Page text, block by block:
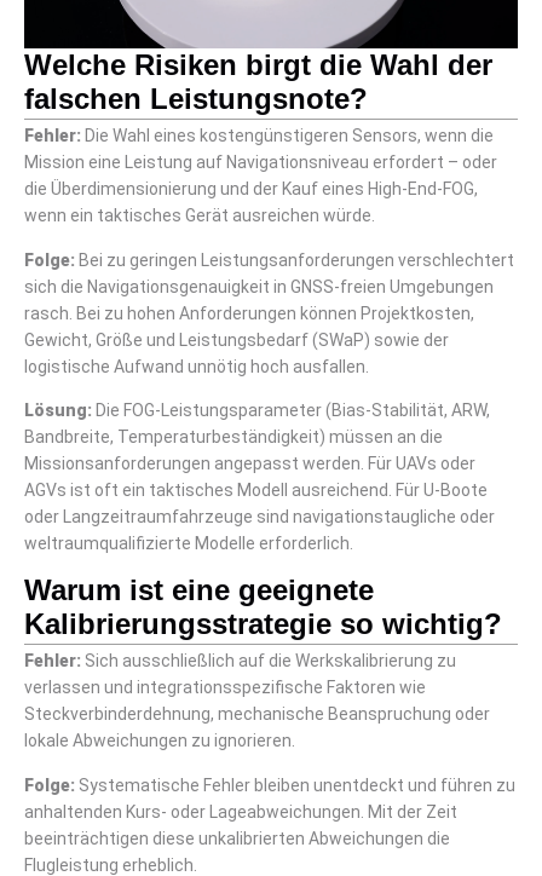
Welche Risiken birgt die Wahl der
falschen Leistungsnote?
Fehler: Die Wahl eines kostengünstigeren Sensors, wenn die
Mission eine Leistung auf Navigationsniveau erfordert – oder
die Überdimensionierung und der Kauf eines High-End-FOG,
wenn ein taktisches Gerät ausreichen würde.
Folge: Bei zu geringen Leistungsanforderungen verschlechtert
sich die Navigationsgenauigkeit in GNSS-freien Umgebungen
rasch. Bei zu hohen Anforderungen können Projektkosten,
Gewicht, Größe und Leistungsbedarf (SWaP) sowie der
logistische Aufwand unnötig hoch ausfallen.
Lösung: Die FOG-Leistungsparameter (Bias-Stabilität, ARW,
Bandbreite, Temperaturbeständigkeit) müssen an die
Missionsanforderungen angepasst werden. Für UAVs oder
AGVs ist oft ein taktisches Modell ausreichend. Für U-Boote
oder Langzeitraumfahrzeuge sind navigationstaugliche oder
weltraumqualifizierte Modelle erforderlich.
Warum ist eine geeignete
Kalibrierungsstrategie so wichtig?
Fehler: Sich ausschließlich auf die Werkskalibrierung zu
verlassen und integrationsspezifische Faktoren wie
Steckverbinderdehnung, mechanische Beanspruchung oder
lokale Abweichungen zu ignorieren.
Folge: Systematische Fehler bleiben unentdeckt und führen zu
anhaltenden Kurs- oder Lageabweichungen. Mit der Zeit
beeinträchtigen diese unkalibrierten Abweichungen die
Flugleistung erheblich.